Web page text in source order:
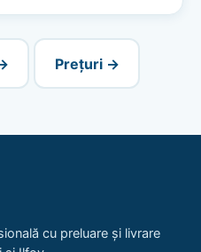
Prețuri →
cu preluare și livrare